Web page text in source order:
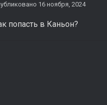
16 ноября, 2024
попасть в Каньон?